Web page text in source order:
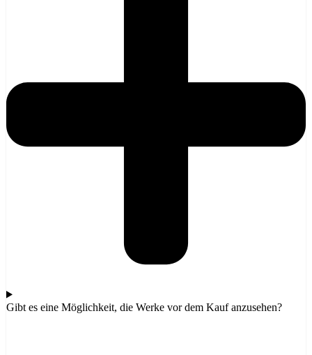
Gibt es eine Möglichkeit, die Werke vor dem Kauf anzusehen?